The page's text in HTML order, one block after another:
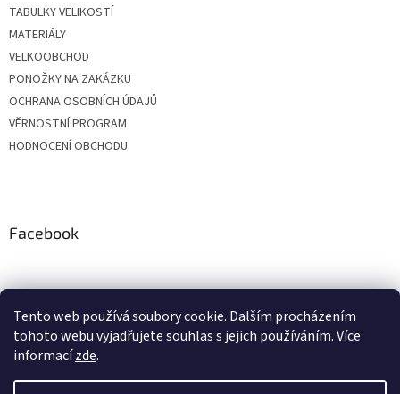
Tento web používá soubory cookie. Dalším procházením
tohoto webu vyjadřujete souhlas s jejich používáním. Více
informacízde.
TABULKY VELIKOSTÍ
MATERIÁLY
VELKOOBCHOD
PONOŽKY NA ZAKÁZKU
OCHRANA OSOBNÍCH ÚDAJŮ
VĚRNOSTNÍ PROGRAM
HODNOCENÍ OBCHODU
Facebook